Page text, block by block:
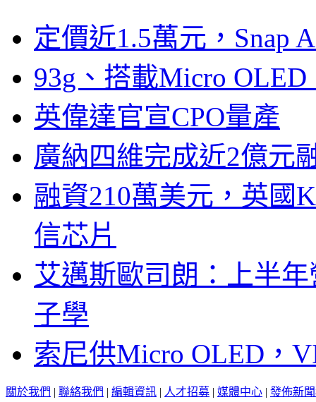
定價近1.5萬元，Snap
93g、搭載Micro
英偉達官宣CPO量產
廣納四維完成近2億元
融資210萬美元，英國
信芯片
艾邁斯歐司朗：上半
子學
索尼供Micro OLED，
關於我們 | 聯絡我們 | 編輯資訊 | 人才招募 | 媒體中心 | 發佈新